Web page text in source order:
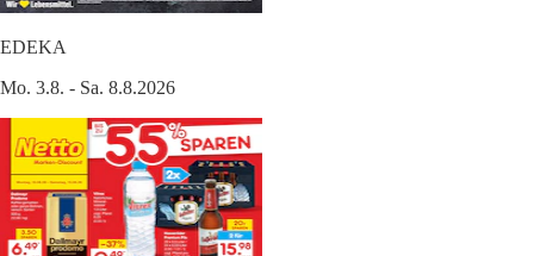
EDEKA
Mo. 3.8. - Sa. 8.8.2026